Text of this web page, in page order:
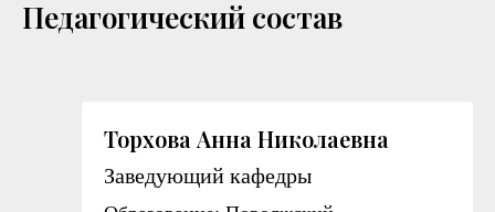
Педагогический состав
Торхова Анна Николаевна
Заведующий кафедры